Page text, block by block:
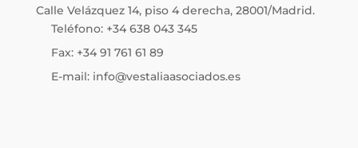
Calle Velázquez 14, piso 4 derecha, 28001/Madrid.
Teléfono: +34 638 043 345
Fax: +34 91 761 61 89
E-mail: info@vestaliaasociados.es